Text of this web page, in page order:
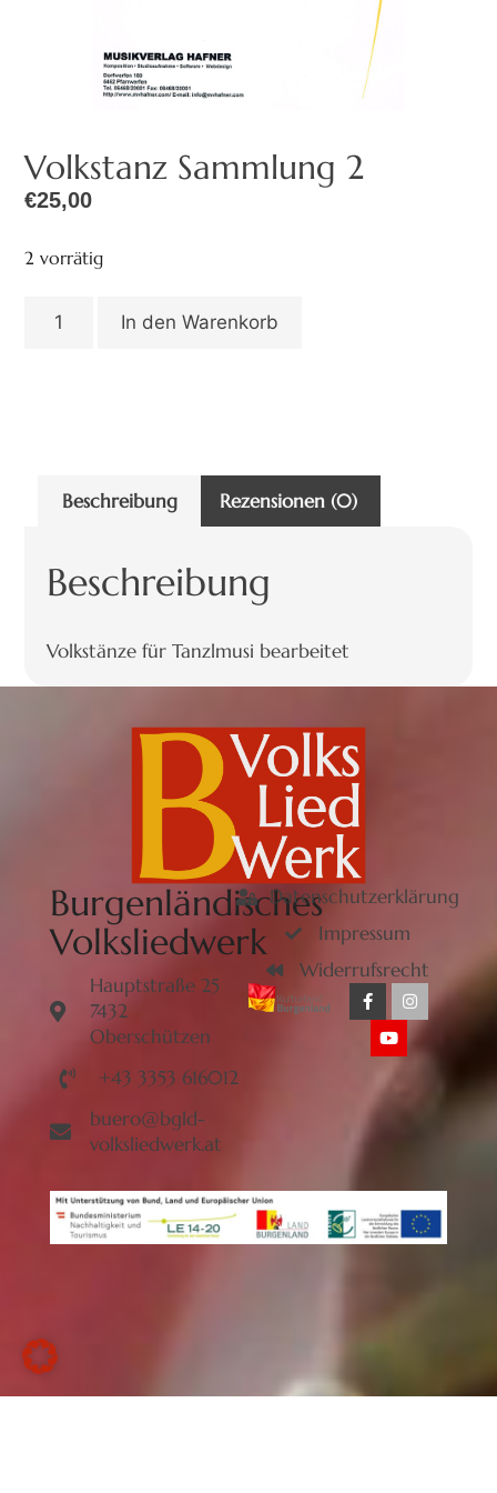
Volkstanz Sammlung 2
€25,00
2 vorrätig
In den Warenkorb
Beschreibung Rezensionen (0)
Beschreibung
Volkstänze für Tanzlmusi bearbeitet
Burgenländisches
Volksliedwerk
Hauptstraße 25
7432
Oberschützen
+43 3353 616012
buero@bgld-
volksliedwerk.at
Datenschutzerklärung
Impressum
Widerrufsrecht